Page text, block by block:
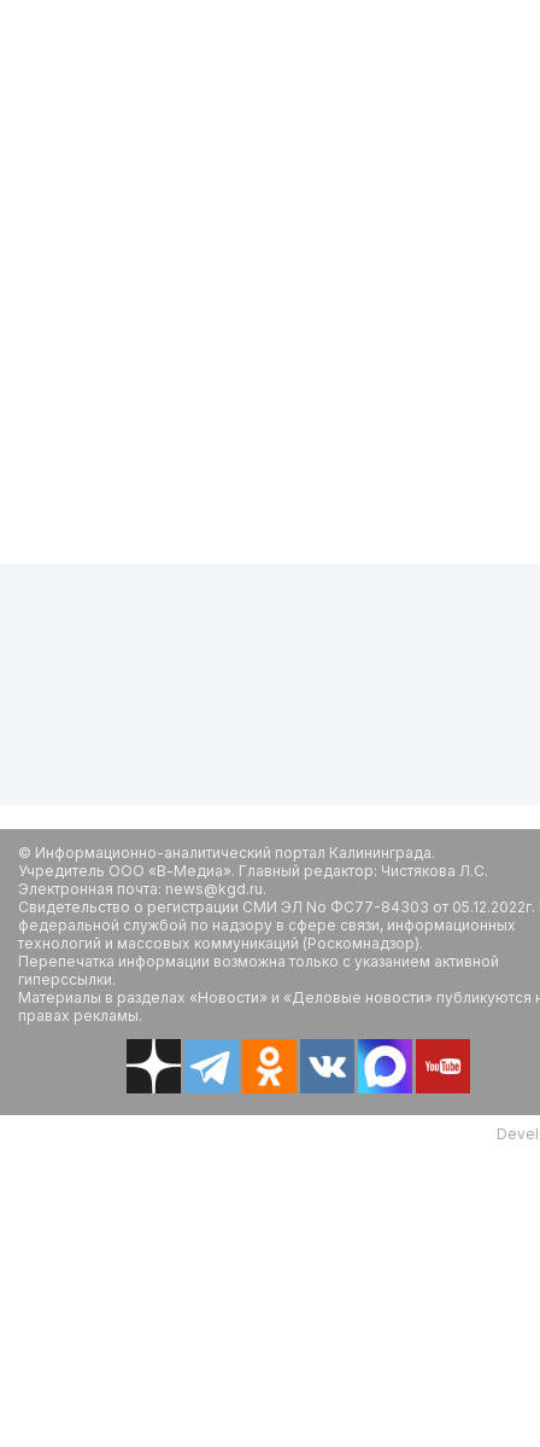
© Информационно-аналитический портал Калининграда.
Учредитель ООО «В-Медиа». Главный редактор: Чистякова Л.С.
Электронная почта: news@kgd.ru.
Свидетельство о регистрации СМИ ЭЛ No ФС77-84303 от
федеральной службой по надзору в сфере связи, информационных
технологий и массовых коммуникаций (Роскомнадзор).
Перепечатка информации возможна только с указанием активной
гиперссылки.
Материалы в разделах «Новости» и «Деловые новости» публикуются
правах рекламы.